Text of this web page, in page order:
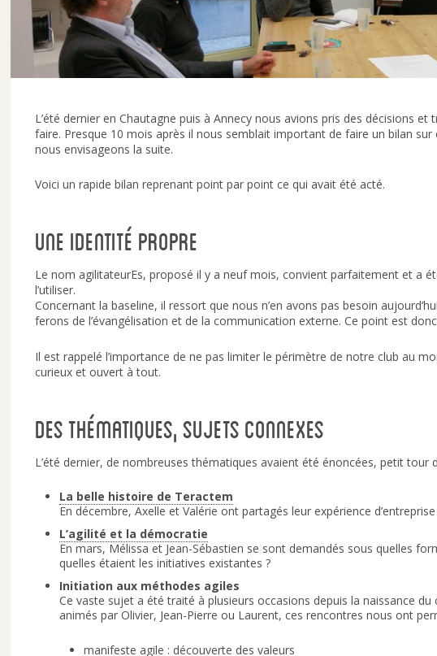
L’été dernier en Chautagne puis à Annecy nous avions pris des décisions et
faire. Presque 10 mois après il nous semblait important de faire un bilan
nous envisageons la suite.
Voici un rapide bilan reprenant point par point ce qui avait été acté.
Une identité propre
Le nom agilitateurEs, proposé il y a neuf mois, convient parfaitement et a
l’utiliser.
Concernant la baseline, il ressort que nous n’en avons pas besoin
ferons de l’évangélisation et de la communication externe. Ce point est
Il est rappelé l’importance de ne pas limiter le périmètre de notre club au
curieux et ouvert à tout.
Des thématiques, sujets connexes
L’été dernier, de nombreuses thématiques avaient été énoncées, petit tour
La belle histoire de Teractem
En décembre, Axelle et Valérie ont partagés leur expérience
L’agilité et la démocratie
En mars, Mélissa et Jean-Sébastien se sont demandés sous quelles
quelles étaient les initiatives existantes ?
Initiation aux méthodes agiles
Ce vaste sujet a été traité à plusieurs occasions depuis la naissance
animés par Olivier, Jean-Pierre ou Laurent, ces rencontres nous ont
manifeste agile : découverte des valeurs